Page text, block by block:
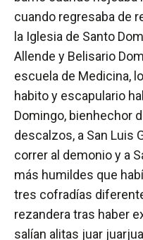
cuando regresaba de
la Iglesia de Santo
Allende y Belisario
escuela de Medicina,
habito y escapulario
Domingo, bienhechor
descalzos, a San Luis
correr al demonio y a
más humildes que
tres cofradías
rezandera tras haber
salían alitas juar